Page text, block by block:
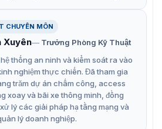
CHUYÊN MÔN
Xuyên
Trưởng Phòng Kỹ Thuật
thống an ninh và kiểm soát ra vào
nghiệm thực chiến. Đã tham gia
trăm dự án chấm công, access
xoay và bãi xe thông minh, đồng
lý các giải pháp hạ tầng mạng và
lý doanh nghiệp.